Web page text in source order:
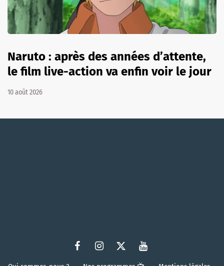
Naruto : après des années d’attente,
le film live-action va enfin voir le jour
10 août 2026